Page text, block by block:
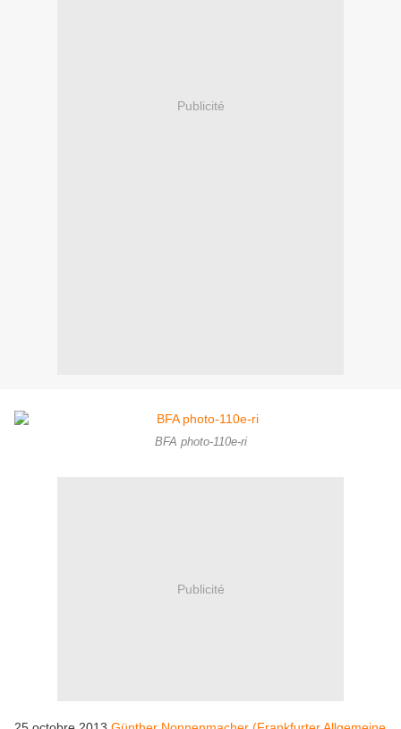
Publicité
BFA photo-110e-ri
Publicité